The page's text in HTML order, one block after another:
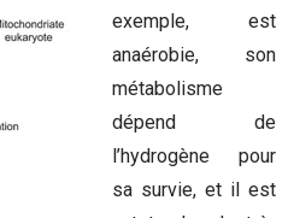
exemple, est
anaérobie, son
métabolisme
dépend de
l’hydrogène pour
sa survie, et il est